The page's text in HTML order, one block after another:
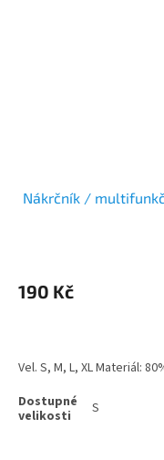
Nákrčník /
190 Kč
Vel. S, M, L, XL Materiál:
S